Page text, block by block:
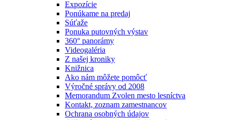
Expozície
Ponúkame na predaj
Súťaže
Ponuka putovných výstav
360° panorámy
Videogaléria
Z našej kroniky
Knižnica
Ako nám môžete pomôcť
Výročné správy od 2008
Memorandum Zvolen mesto lesníctva
Kontakt, zoznam zamestnancov
Ochrana osobných údajov